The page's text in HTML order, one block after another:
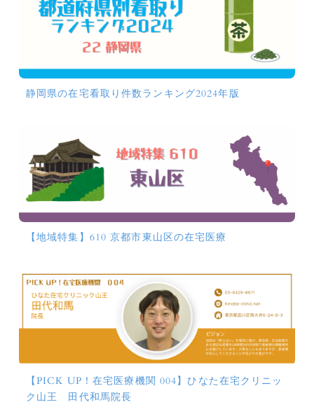
静岡県の在宅看取り件数ランキング2024年版
【地域特集】610 京都市東山区の在宅医療
【PICK UP！在宅医療機関 004】ひなた在宅クリニッ
ク山王 田代和馬院長